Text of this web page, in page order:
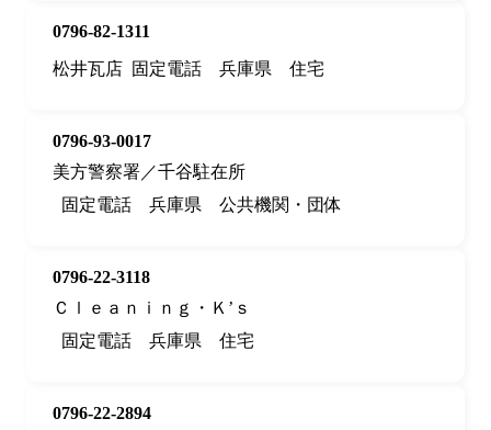
0796-82-1311
松井瓦店 固定電話 兵庫県 住宅
0796-93-0017
美方警察署／千谷駐在所
固定電話
兵庫県 公共機関・団体
0796-22-3118
Ｃｌｅａｎｉｎｇ・Ｋ’ｓ
固定電話
兵庫県 住宅
0796-22-2894